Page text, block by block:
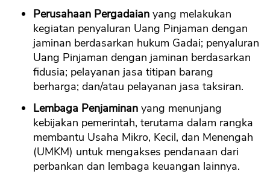
Perusahaan Pergadaian yang melakukan
kegiatan penyaluran Uang Pinjaman dengan
jaminan berdasarkan hukum Gadai; penyaluran
Uang Pinjaman dengan jaminan berdasarkan
fidusia; pelayanan jasa titipan barang
berharga; dan/atau pelayanan jasa taksiran.
Lembaga Penjaminan yang menunjang
kebijakan pemerintah, terutama dalam rangka
membantu Usaha Mikro, Kecil, dan Menengah
(UMKM) untuk mengakses pendanaan dari
perbankan dan lembaga keuangan lainnya.